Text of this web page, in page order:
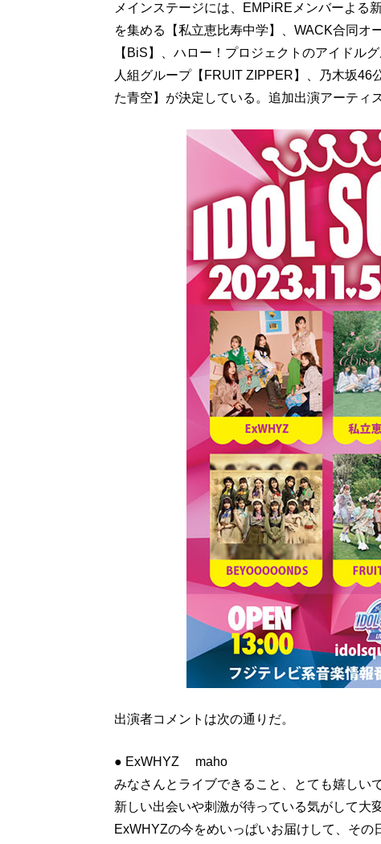
メインステージには、EMPiREメンバーよる
を集める【私立恵比寿中学】、WACK合同オ
【BiS】、ハロー！プロジェクトのアイドル
人組グループ【FRUIT ZIPPER】、乃木坂46
た青空】が決定している。追加出演アーティ
出演者コメントは次の通りだ。
● ExWHYZ maho
みなさんとライブできること、とても嬉しいで
新しい出会いや刺激が待っている気がして大
ExWHYZの今をめいっぱいお届けして、そ